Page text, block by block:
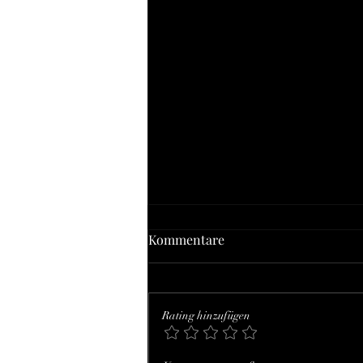
Bemerkung des Bloggers in
teils ein thematisch konzentrierter
Auszug aus meiner – wesentlich...
Kommentare
Rating hinzufügen